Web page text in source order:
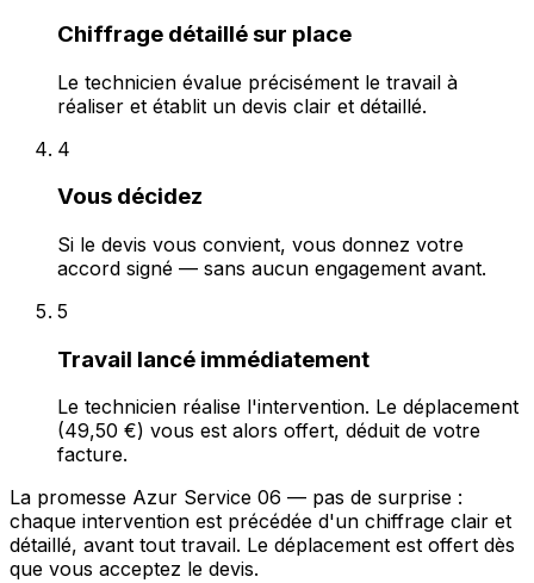
Chiffrage détaillé sur place
Le technicien évalue précisément le travail à
réaliser et établit un devis clair et détaillé.
4
Vous décidez
Si le devis vous convient, vous donnez votre
accord signé — sans aucun engagement avant.
5
Travail lancé immédiatement
Le technicien réalise l'intervention. Le déplacement
(49,50 €) vous est alors offert, déduit de votre
facture.
La promesse Azur Service 06 — pas de surprise :
chaque intervention est précédée d'un chiffrage clair et
détaillé, avant tout travail. Le déplacement est offert dès
que vous acceptez le devis.